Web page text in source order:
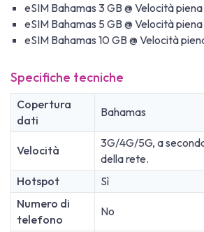
eSIM Bahamas 3 GB @ Velocità piena
eSIM Bahamas 5 GB @ Velocità piena
eSIM Bahamas 10 GB @ Velocità
Specifiche tecniche
Copertura
dati
Bahamas
Velocità
3G/4G/5G, a
della rete.
Hotspot
Sì
Numero di
telefono
No